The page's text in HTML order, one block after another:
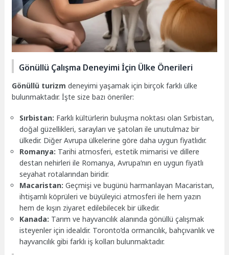
Gönüllü Çalışma Deneyimi İçin Ülke Önerileri
Gönüllü turizm deneyimi yaşamak için birçok farklı ülke
bulunmaktadır. İşte size bazı öneriler:
Sırbistan: Farklı kültürlerin buluşma noktası olan Sırbistan,
doğal güzellikleri, sarayları ve şatoları ile unutulmaz bir
ülkedir. Diğer Avrupa ülkelerine göre daha uygun fiyatlıdır.
Romanya: Tarihi atmosferi, estetik mimarisi ve dillere
destan nehirleri ile Romanya, Avrupa’nın en uygun fiyatlı
seyahat rotalarından biridir.
Macaristan: Geçmişi ve bugünü harmanlayan Macaristan,
ihtişamlı köprüleri ve büyüleyici atmosferi ile hem yazın
hem de kışın ziyaret edilebilecek bir ülkedir.
Kanada: Tarım ve hayvancılık alanında gönüllü çalışmak
isteyenler için idealdir. Toronto’da ormancılık, bahçıvanlık ve
hayvancılık gibi farklı iş kolları bulunmaktadır.